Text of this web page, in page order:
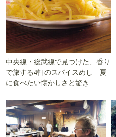
中央線・総武線で見つけた、香り
で旅する4軒のスパイスめし 夏
に食べたい懐かしさと驚き